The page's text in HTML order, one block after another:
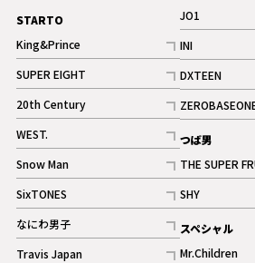
STARTO
King&Prince
記事
SUPER EIGHT
記事
20th Century
記事
WEST.
記事
Snow Man
記事
ギャラリー
SixTONES
記事
ギャラリー
なにわ男子
記事
Travis Japan
JO1
記事
ギャラリ
INI
記事
ギャラリ
DXTEEN
記事
ギャラリ
記事
つば男
THE SUPER
記事
ギャラリ
SHY
記事
スペシャル
Mr.Children